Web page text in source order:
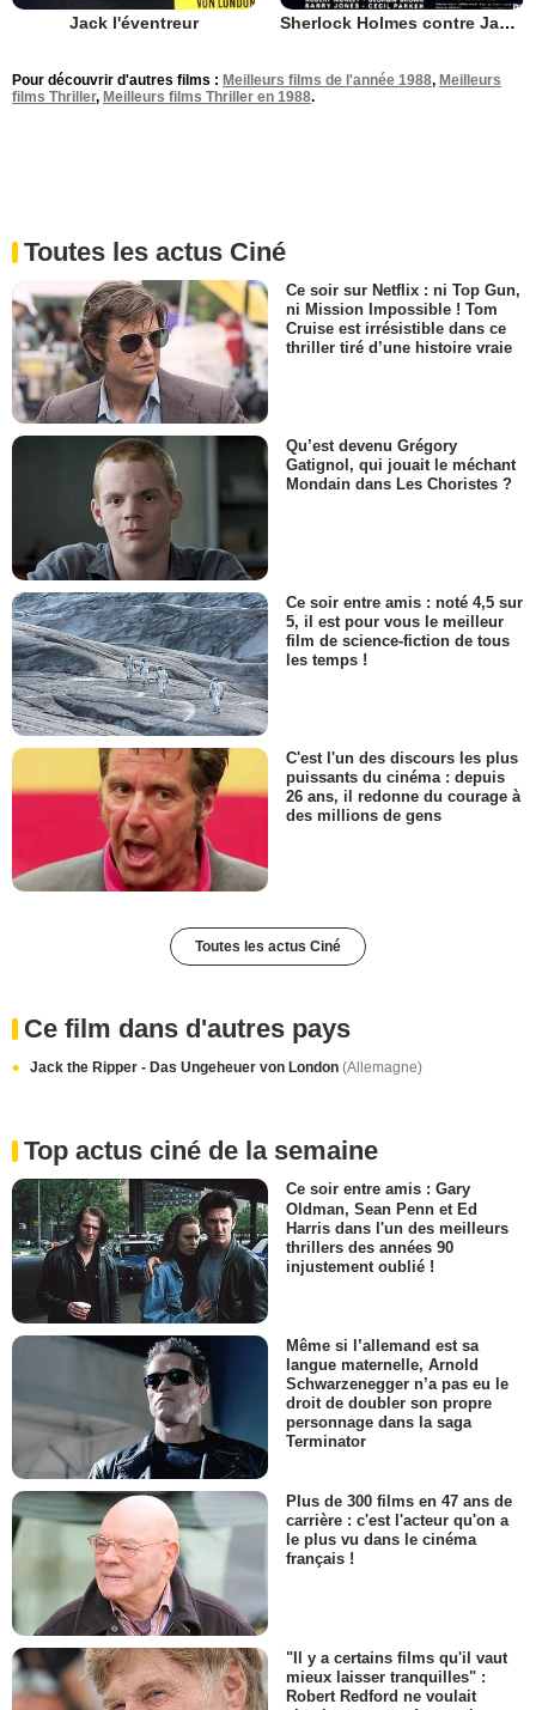
Jack l'éventreur Sherlock Holmes contre Jack l'Eventreur
Pour découvrir d'autres films : Meilleurs films de l'année 1988, Meilleurs
films Thriller, Meilleurs films Thriller en 1988.
Toutes les actus Ciné
Ce soir sur Netflix : ni Top Gun,
ni Mission Impossible ! Tom
Cruise est irrésistible dans ce
thriller tiré d’une histoire vraie
Qu’est devenu Grégory
Gatignol, qui jouait le méchant
Mondain dans Les Choristes ?
Ce soir entre amis : noté 4,5 sur
5, il est pour vous le meilleur
film de science-fiction de tous
les temps !
C'est l'un des discours les plus
puissants du cinéma : depuis
26 ans, il redonne du courage à
des millions de gens
Toutes les actus Ciné
Ce film dans d'autres pays
Jack the Ripper - Das Ungeheuer von London (Allemagne)
Top actus ciné de la semaine
Ce soir entre amis : Gary
Oldman, Sean Penn et Ed
Harris dans l'un des meilleurs
thrillers des années 90
injustement oublié !
Même si l’allemand est sa
langue maternelle, Arnold
Schwarzenegger n’a pas eu le
droit de doubler son propre
personnage dans la saga
Terminator
Plus de 300 films en 47 ans de
carrière : c'est l'acteur qu'on a
le plus vu dans le cinéma
français !
"Il y a certains films qu'il vaut
mieux laisser tranquilles" :
Robert Redford ne voulait